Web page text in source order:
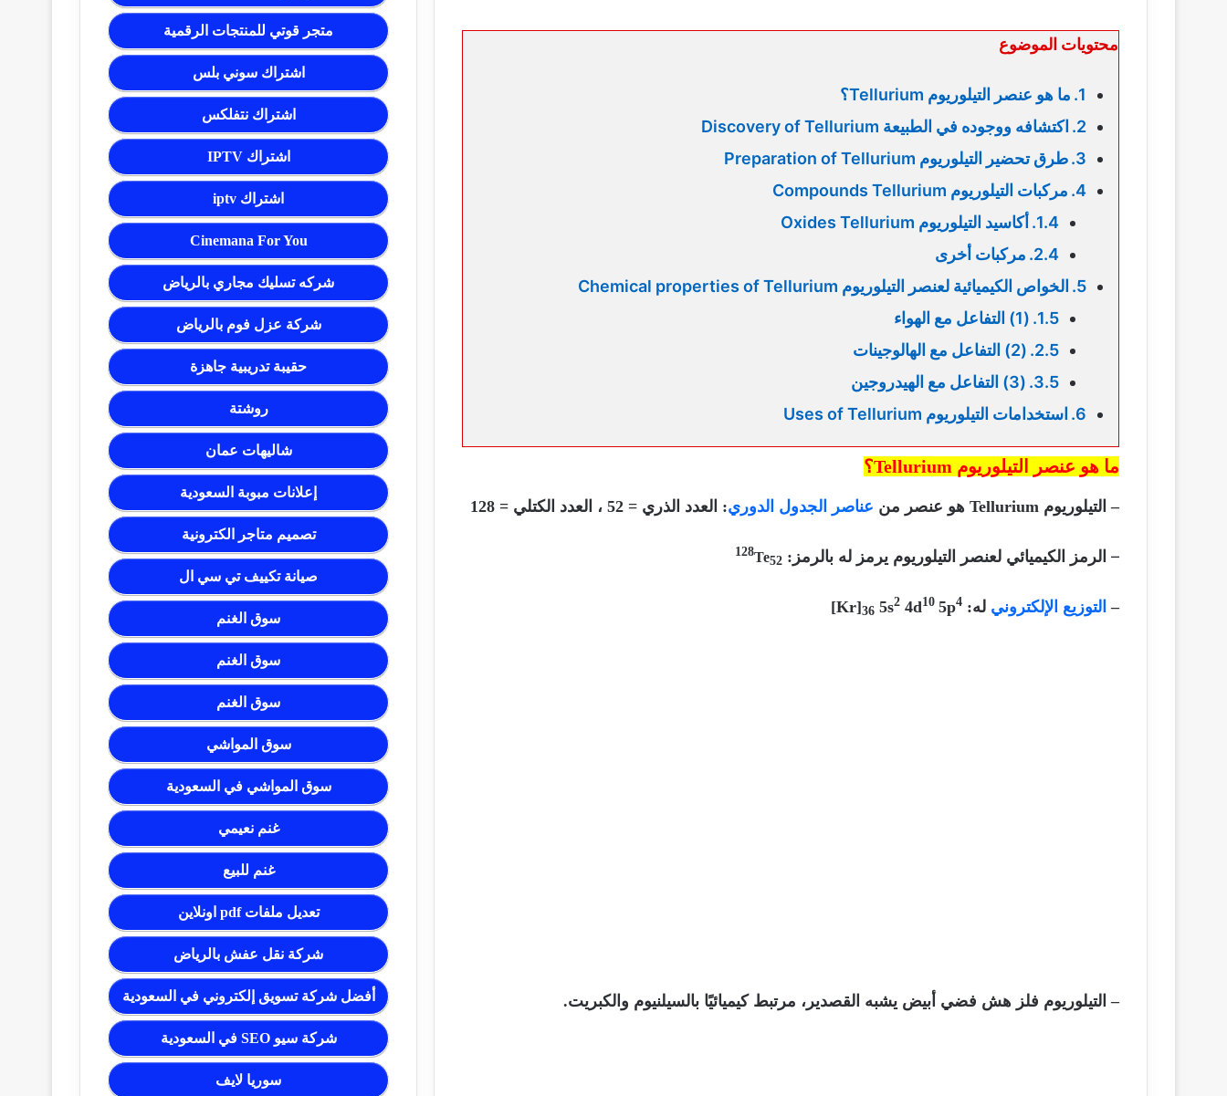
محتويات الموضوع
ما هو عنصر التيلوريوم Tellurium؟
اكتشافه ووجوده في الطبيعة Discovery of Tellurium
طرق تحضير التيلوريوم Preparation of Tellurium
مركبات التيلوريوم Compounds Tellurium
أكاسيد التيلوريوم Oxides Tellurium
مركبات أخرى
الخواص الكيميائية لعنصر التيلوريوم Chemical properties of Tellurium
(1) التفاعل مع الهواء
(2) التفاعل مع الهالوجينات
(3) التفاعل مع الهيدروجين
استخدامات التيلوريوم Uses of Tellurium
ما هو عنصر التيلوريوم Tellurium؟
– التيلوريوم Tellurium هو عنصر من عناصر الجدول الدوري: العدد الذري = 52 ، العدد الكتلي = 128
– الرمز الكيميائي لعنصر التيلوريوم يرمز له بالرمز: 128Te52
– التوزيع الإلكتروني له: Kr] 36 5s2 4d10 5p4
]
– التيلوريوم فلز هش فضي أبيض يشبه القصدير، مرتبط كيميائيًا بالسيلنيوم والكبريت.
متجر قوتي للمنتجات الرقمية
اشتراك سوني بلس
اشتراك نتفلكس
اشتراك IPTV
اشتراك iptv
Cinemana For You
شركه تسليك مجاري بالرياض
شركة عزل فوم بالرياض
حقيبة تدريبية جاهزة
روشتة
شاليهات عمان
إعلانات مبوبة السعودية
تصميم متاجر الكترونية
صيانة تكييف تي سي ال
سوق الغنم
سوق الغنم
سوق الغنم
سوق المواشي
سوق المواشي في السعودية
غنم نعيمي
غنم للبيع
تعديل ملفات pdf اونلاين
شركة نقل عفش بالرياض
أفضل شركة تسويق إلكتروني في السعودية
شركة سيو SEO في السعودية
سوريا لايف